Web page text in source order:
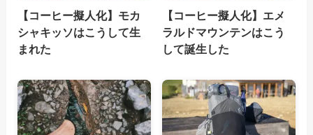
【コーヒー擬人化】モカ
シャキッソはこうして生
まれた
【コーヒー擬人化】エメ
ラルドマウンテンはこう
して誕生した